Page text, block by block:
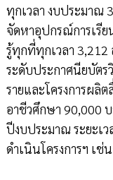
ทุกเวลา งบประมาณ
จัดหาอุปกรณ์การเรี
รู้ทุกที่ทุกเวลา
ระดับประกาศนียบัต
รายและโครงการผ
อาชีวศึกษา 90,000
ปีงบประมาณ ระยะเ
ดำเนินโครงการฯ เช่